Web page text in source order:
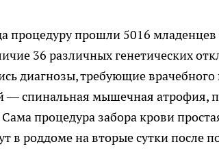
процедуру прошли 5016
36 различных генетических
диагнозы, требующие
— спинальная мышечная
процедура забора крови
в роддоме на вторые сутки после